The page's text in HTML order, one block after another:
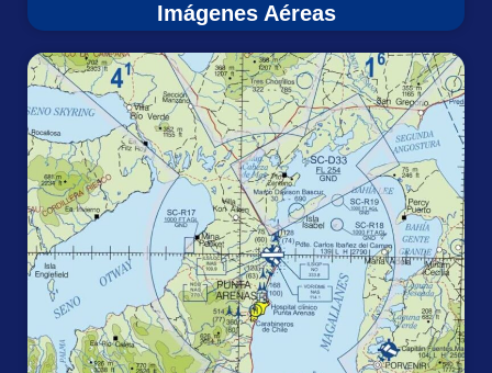
Imágenes Aéreas